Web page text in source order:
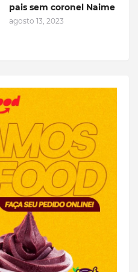
pais sem coronel Naime
agosto 13, 2023